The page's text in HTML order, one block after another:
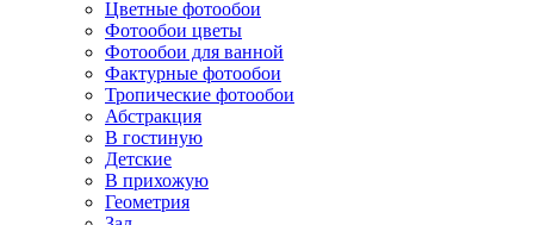
Цветные фотообои
Фотообои цветы
Фотообои для ванной
Фактурные фотообои
Тропические фотообои
Абстракция
В гостиную
Детские
В прихожую
Геометрия